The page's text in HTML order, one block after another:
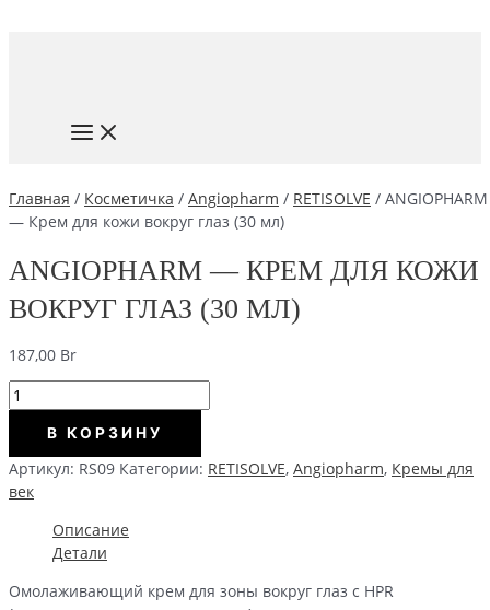
MAIN
MENU
Главная / Косметичка / Angiopharm / RETISOLVE / ANGIOPHARM
— Крем для кожи вокруг глаз (30 мл)
ANGIOPHARM — КРЕМ ДЛЯ КОЖИ
ВОКРУГ ГЛАЗ (30 МЛ)
187,00 Br
Количество
ANGIOPHARM
Крем
для
кожи
вокруг
мл)
В КОРЗИНУ
Артикул: RS09 Категории: RETISOLVE, Angiopharm, Кремы для
век
Описание
Детали
Омолаживающий крем для зоны вокруг глаз с HPR